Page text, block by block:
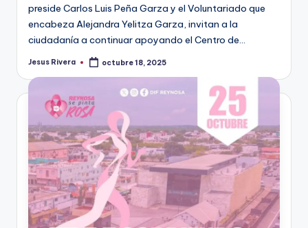
preside Carlos Luis Peña Garza y el Voluntariado que
encabeza Alejandra Yelitza Garza, invitan a la
ciudadanía a continuar apoyando el Centro de…
Publicado
Jesus Rivera octubre 18, 2025